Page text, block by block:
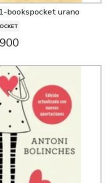
bookspocket urano